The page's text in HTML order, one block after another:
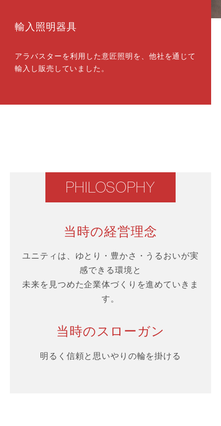
輸入照明器具
アラバスターを利用した意匠照明を、他社を通じて
輸入し販売していました。
PHILOSOPHY
当時の経営理念
ユニティは、ゆとり・豊かさ・うるおいが実
感できる環境と
未来を見つめた企業体づくりを進めていきま
す。
当時のスローガン
明るく信頼と思いやりの輪を掛ける